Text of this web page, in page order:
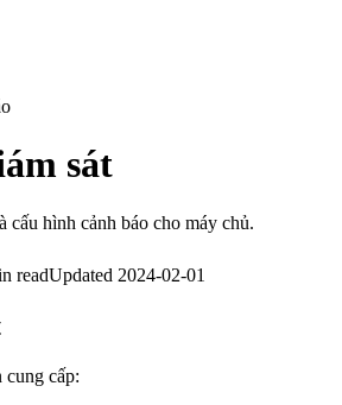
sát
cấu hình cảnh báo cho máy chủ.
readUpdated 2024-02-01
cung cấp: